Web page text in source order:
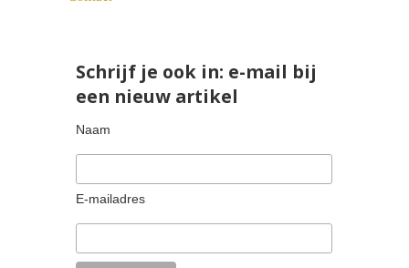
Schrijf je ook in: e-mail bij
een nieuw artikel
Naam
E-mailadres